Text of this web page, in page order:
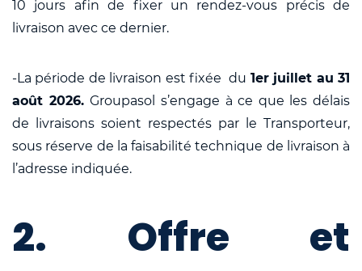
10 jours afin de fixer un rendez-vous précis de
livraison avec ce dernier.
-La période de livraison est fixée du 1er juillet au 31
août 2026.Groupasol s’engage à ce que les délais
de livraisons soient respectés par le Transporteur,
sous réserve de la faisabilité technique de livraison à
l’adresse indiquée.
2. Offre et